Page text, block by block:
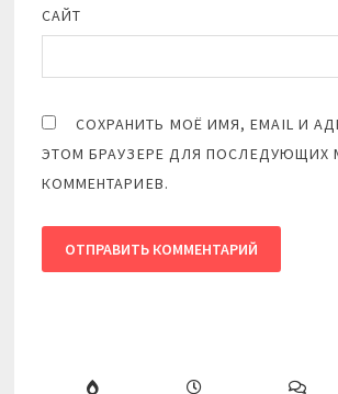
САЙТ
СОХРАНИТЬ МОЁ ИМЯ, EMAIL И
ЭТОМ БРАУЗЕРЕ ДЛЯ ПОСЛЕДУЮЩИХ
КОММЕНТАРИЕВ.